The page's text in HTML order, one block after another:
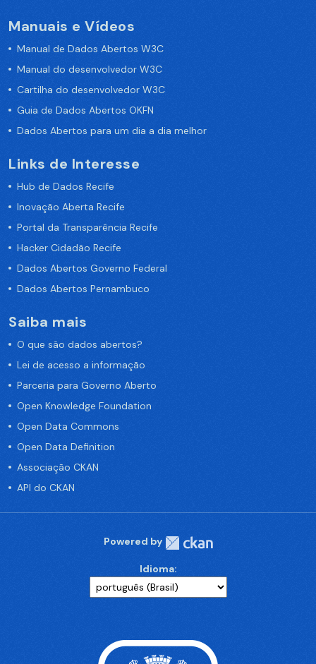
Manuais e Vídeos
Manual de Dados Abertos W3C
Manual do desenvolvedor W3C
Cartilha do desenvolvedor W3C
Guia de Dados Abertos OKFN
Dados Abertos para um dia a dia melhor
Links de Interesse
Hub de Dados Recife
Inovação Aberta Recife
Portal da Transparência Recife
Hacker Cidadão Recife
Dados Abertos Governo Federal
Dados Abertos Pernambuco
Saiba mais
O que são dados abertos?
Lei de acesso a informação
Parceria para Governo Aberto
Open Knowledge Foundation
Open Data Commons
Open Data Definition
Associação CKAN
API do CKAN
Powered by
Idioma